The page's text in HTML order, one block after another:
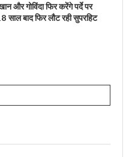
और गोविंदा फिर करेंगे पर्दे पर
साल बाद फिर लौट रही सुपरहिट